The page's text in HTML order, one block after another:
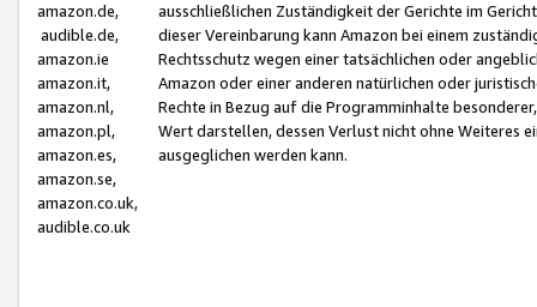
amazon.de,
audible.de,
amazon.ie
amazon.it,
amazon.nl,
amazon.pl,
amazon.es,
amazon.se,
amazon.co.uk,
audible.co.uk
ausschließlichen Zuständigkeit der Gerichte im
dieser Vereinbarung kann Amazon bei einem
Rechtsschutz wegen einer tatsächlichen oder
Amazon oder einer anderen natürlichen oder
Rechte in Bezug auf die Programminhalte
Wert darstellen, dessen Verlust nicht ohne Weiteres
ausgeglichen werden kann.